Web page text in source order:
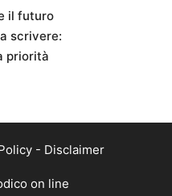
il futuro
scrivere:
priorità
- Disclaimer
on line